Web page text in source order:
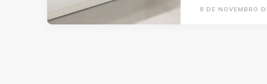
8 DE NOVEMBRO